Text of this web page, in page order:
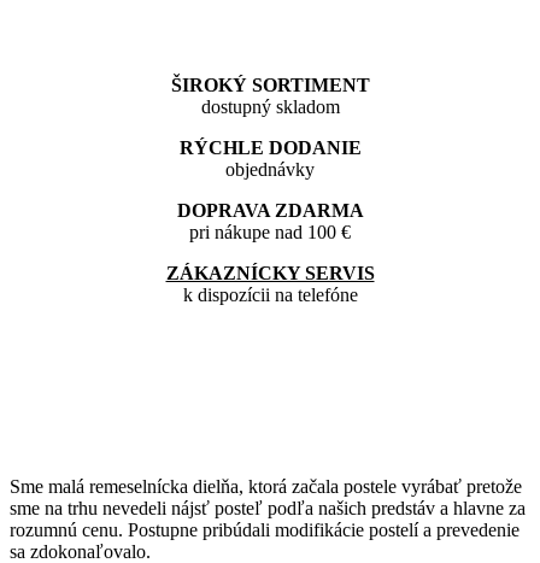
ŠIROKÝ SORTIMENT
dostupný skladom
RÝCHLE DODANIE
objednávky
DOPRAVA ZDARMA
pri nákupe nad 100 €
ZÁKAZNÍCKY SERVIS
k dispozícii na telefóne
Sme malá remeselnícka dielňa, ktorá začala postele vyrábať pretože
sme na trhu nevedeli nájsť posteľ podľa našich predstáv a hlavne za
rozumnú cenu. Postupne pribúdali modifikácie postelí a prevedenie
sa zdokonaľovalo.